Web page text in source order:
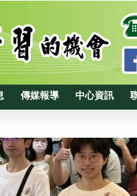
傳媒報導 中心資訊